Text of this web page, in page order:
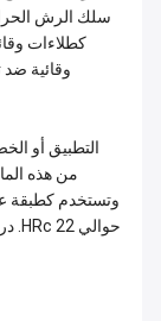
سلك الرش
كطلاءات
وقائية
التطبيق أو
من هذه
وتستخدم كطبقة